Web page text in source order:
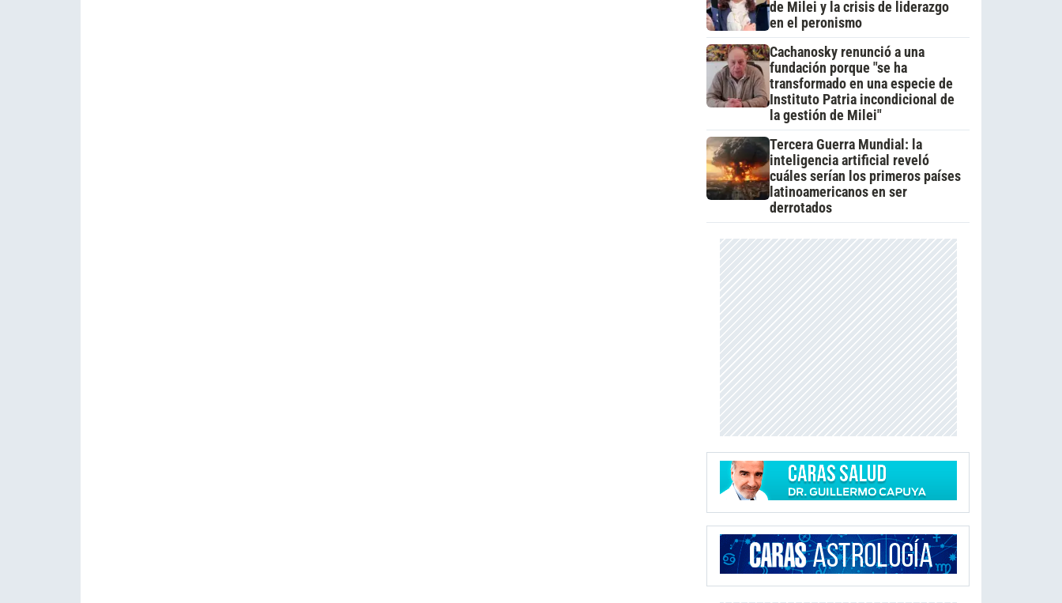
de Milei y la crisis de liderazgo
en el peronismo
Cachanosky renunció a una
fundación porque "se ha
transformado en una especie de
Instituto Patria incondicional de
la gestión de Milei"
Tercera Guerra Mundial: la
inteligencia artificial reveló
cuáles serían los primeros países
latinoamericanos en ser
derrotados